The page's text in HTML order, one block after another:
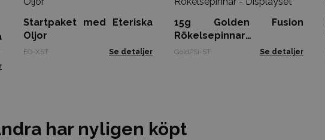
Startpaket med Eteriska
Oljor
EO-XST Se detaljer
15g Golden Fusion
Rökelsepinnar -
Displayset
GoldPSi-ST Se detaljer
har nyligen köpt